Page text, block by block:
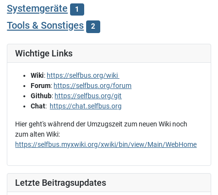
Systemgeräte 1
Tools & Sonstiges 2
Wichtige Links
Wiki: https://selfbus.org/wiki
Forum: https://selfbus.org/forum
Github: https://selfbus.org/git
Chat: https://chat.selfbus.org
Hier geht's während der Umzugszeit zum neuen Wiki noch
zum alten Wiki:
https://selfbus.myxwiki.org/xwiki/bin/view/Main/WebHome
Letzte Beitragsupdates